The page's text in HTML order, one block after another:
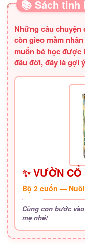
SÁCH HAY CHO BA MẸ
📚 Sách tinh
Những câu chuyện
còn gieo mầm
muốn bé học
đầu đời, đây là gợi
✨ VƯỜN
Bộ 2 cuốn —
Cùng con bước
mẹ nhé!